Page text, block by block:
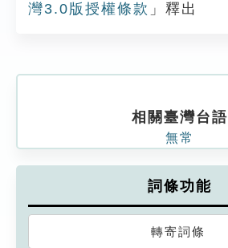
灣3.0版授權條款 」釋出
相關臺灣台語
無常
詞條功能
轉寄詞條